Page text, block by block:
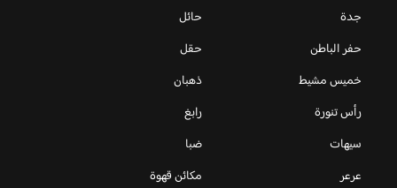
جدة
حائل
حفر الباطن
حقل
خميس مشيط
ذهبان
رأس تنورة
رابغ
سيهات
ضبا
عرعر
مكائن قهوة